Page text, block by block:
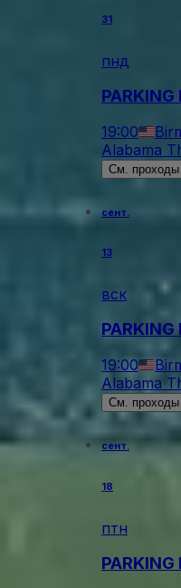
31
пнд
PARKING
19:00
Alabama
См. проходы
сент.
13
вск
19:00
Alabama
См. проходы
сент.
18
птн